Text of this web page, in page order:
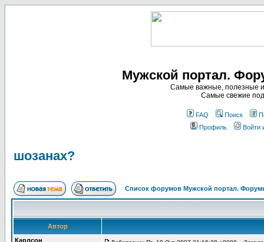
Мужской портал.
Самые важные, полезные и
Самые свежие
FAQ Поиск
Профиль
Войти
шозанах?
Список форумов Мужской портал.
Автор
Карлсон